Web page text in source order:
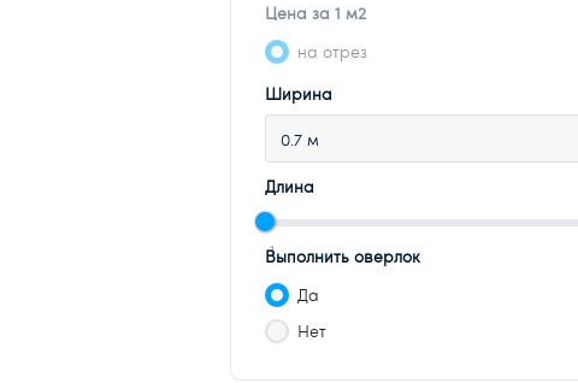
Цена за 1 м2
на отрез
Ширина
0.7 м
Длина
1
Выполнить оверлок
Да
Нет